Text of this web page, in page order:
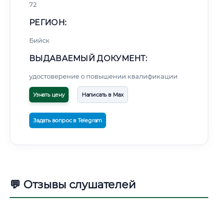
72
РЕГИОН:
Бийск
ВЫДАВАЕМЫЙ ДОКУМЕНТ:
удостоверение о повышении квалификации
Узнать цену Написать в Max
Задать вопрос в Telegram
💬 Отзывы слушателей